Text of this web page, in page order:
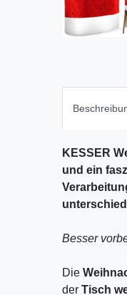
KESSER
und ein
Besser
Die
der Tisch